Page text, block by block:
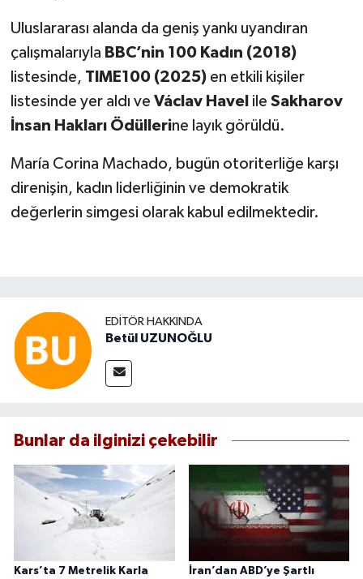
Uluslararası alanda da geniş yankı uyandıran
çalışmalarıyla BBC’nin 100 Kadın (2018)
listesinde, TIME100 (2025)en etkili kişiler
listesinde yer aldı ve Václav Havel ile Sakharov
İnsan Hakları Ödüllerine layık görüldü.
María Corina Machado, bugün otoriterliğe karşı
direnişin, kadın liderliğinin ve demokratik
değerlerin simgesi olarak kabul edilmektedir.
EDITÖR HAKKINDA
Betül UZUNOĞLU
Bunlar da ilginizi çekebilir
Kars’ta 7 Metrelik Karla
İran’dan ABD’ye Şartlı